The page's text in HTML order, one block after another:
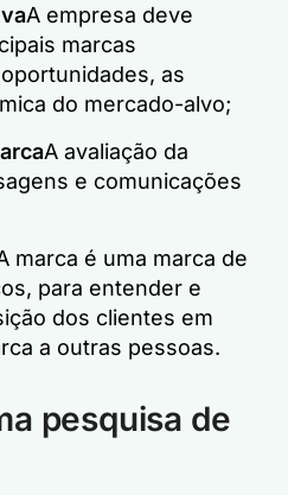
A empresa deve
marcas
as
do mercado-alvo;
A avaliação da
e comunicações
marca é uma marca de
para entender e
dos clientes em
a outras pessoas.
pesquisa de